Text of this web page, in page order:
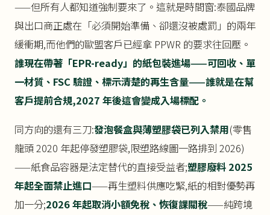
——但所有人都知道強制要來了。這就是時間窗:泰國品牌
與出口商正處在「必須開始準備、卻還沒被處罰」的兩年
緩衝期,而他們的歐盟客戶已經拿 PPWR 的要求往回壓。
誰現在帶著「EPR-ready」的紙包裝進場——可回收、單
一材質、FSC 驗證、標示清楚的再生含量——誰就是在幫
客戶提前合規,2027 年後這會變成入場標配。
同方向的還有三刀:發泡餐盒與薄塑膠袋已列入禁用(零售
龍頭 2020 年起停發塑膠袋,限塑路線圖一路排到 2026)
——紙食品容器是法定替代的直接受益者;塑膠廢料 2025
年起全面禁止進口——再生塑料供應吃緊,紙的相對優勢再
加一分;2026 年起取消小額免稅、恢復課關稅——純跨境